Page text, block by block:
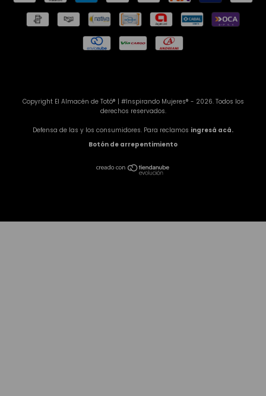
Copyright El Almacén de Totó® | #Inspirando Mujeres® - 2026. Todos los
derechos reservados.
Defensa de las y los consumidores. Para reclamos ingresá acá.
Botón de arrepentimiento